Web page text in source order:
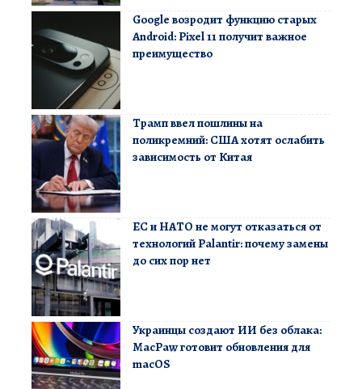
Google возродит функцию старых
Android: Pixel 11 получит важное
преимущество
Трамп ввел пошлины на
поликремний: США хотят ослабить
зависимость от Китая
ЕС и НАТО не могут отказаться от
технологий Palantir: почему замены
до сих пор нет
Украинцы создают ИИ без облака:
MacPaw готовит обновления для
macOS